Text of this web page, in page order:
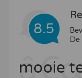
8.5
mooie